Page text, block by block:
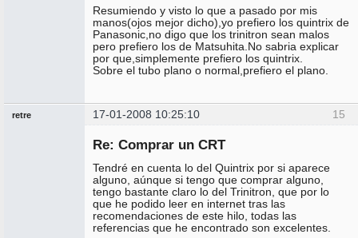
Resumiendo y visto lo que a pasado por mis
manos(ojos mejor dicho),yo prefiero los quintrix de
Panasonic,no digo que los trinitron sean malos
pero prefiero los de Matsuhita.No sabria explicar
por que,simplemente prefiero los quintrix.
Sobre el tubo plano o normal,prefiero el plano.
15
retre 17-01-2008 10:25:10
Re: Comprar un CRT
Tendré en cuenta lo del Quintrix por si aparece
alguno, aúnque si tengo que comprar alguno,
tengo bastante claro lo del Trinitron, que por lo
que he podido leer en internet tras las
recomendaciones de este hilo, todas las
referencias que he encontrado son excelentes.